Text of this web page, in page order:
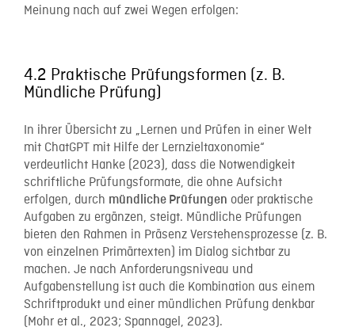
Meinung nach auf zwei Wegen erfolgen:
4.2 Praktische Prüfungsformen (z. B.
Mündliche Prüfung)
In ihrer Übersicht zu „Lernen und Prüfen in einer Welt
mit ChatGPT mit Hilfe der Lernzieltaxonomie“
verdeutlicht Hanke (2023), dass die Notwendigkeit
schriftliche Prüfungsformate, die ohne Aufsicht
erfolgen, durch mündliche Prüfungen oder praktische
Aufgaben zu ergänzen, steigt. Mündliche Prüfungen
bieten den Rahmen in Präsenz Verstehensprozesse (z. B.
von einzelnen Primärtexten) im Dialog sichtbar zu
machen. Je nach Anforderungsniveau und
Aufgabenstellung ist auch die Kombination aus einem
Schriftprodukt und einer mündlichen Prüfung denkbar
(Mohr et al., 2023; Spannagel, 2023).